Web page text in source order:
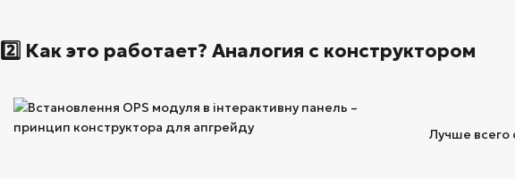
2️⃣ Как это работает? Аналогия с конструктором
Лучше всего